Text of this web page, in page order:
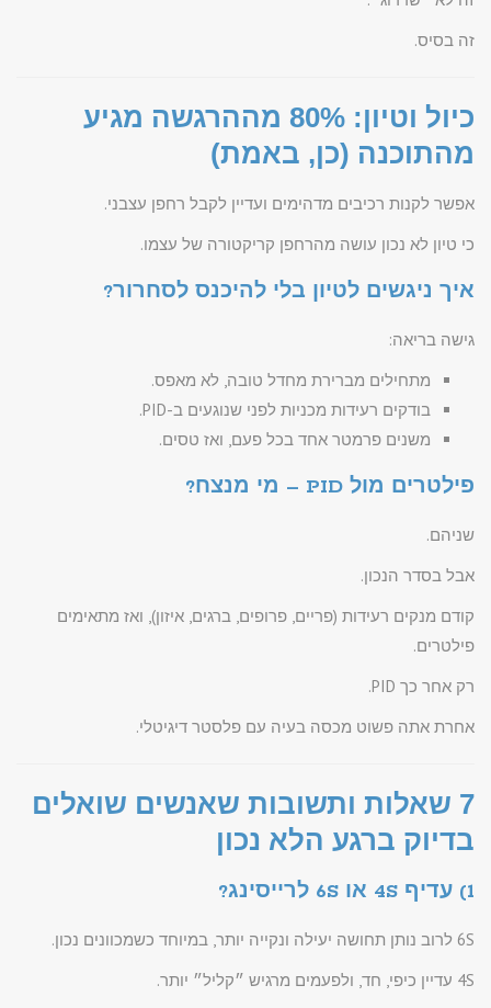
זה בסיס.
כיול וטיון: 80% מההרגשה מגיע
מהתוכנה (כן, באמת)
אפשר לקנות רכיבים מדהימים ועדיין לקבל רחפן עצבני.
כי טיון לא נכון עושה מהרחפן קריקטורה של עצמו.
איך ניגשים לטיון בלי להיכנס לסחרור?
גישה בריאה:
מתחילים מברירת מחדל טובה, לא מאפס.
בודקים רעידות מכניות לפני שנוגעים ב-PID.
משנים פרמטר אחד בכל פעם, ואז טסים.
פילטרים מול PID – מי מנצח?
שניהם.
אבל בסדר הנכון.
קודם מנקים רעידות (פריים, פרופים, ברגים, איזון), ואז מתאימים
פילטרים.
רק אחר כך PID.
אחרת אתה פשוט מכסה בעיה עם פלסטר דיגיטלי.
7 שאלות ותשובות שאנשים שואלים
בדיוק ברגע הלא נכון
1) עדיף 4S או 6S לרייסינג?
6S לרוב נותן תחושה יעילה ונקייה יותר, במיוחד כשמכוונים נכון.
4S עדיין כיפי, חד, ולפעמים מרגיש ״קליל״ יותר.